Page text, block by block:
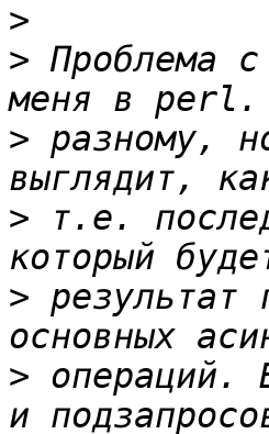
>
> Проблема
> разному,
> т.е.
> результат
> операций.